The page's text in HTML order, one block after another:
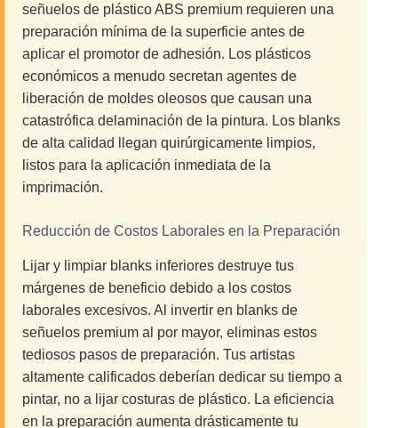
señuelos de plástico ABS premium requieren una
preparación mínima de la superficie antes de
aplicar el promotor de adhesión. Los plásticos
económicos a menudo secretan agentes de
liberación de moldes oleosos que causan una
catastrófica delaminación de la pintura. Los blanks
de alta calidad llegan quirúrgicamente limpios,
listos para la aplicación inmediata de la
imprimación.
Reducción de Costos Laborales en la Preparación
Lijar y limpiar blanks inferiores destruye tus
márgenes de beneficio debido a los costos
laborales excesivos. Al invertir en blanks de
señuelos premium al por mayor, eliminas estos
tediosos pasos de preparación. Tus artistas
altamente calificados deberían dedicar su tiempo a
pintar, no a lijar costuras de plástico. La eficiencia
en la preparación aumenta drásticamente tu